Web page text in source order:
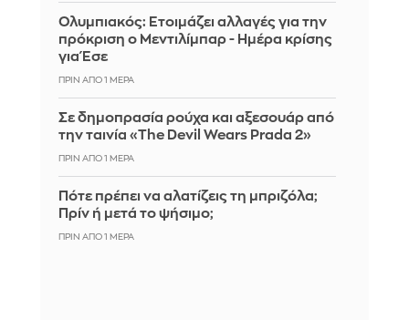
Ολυμπιακός: Ετοιμάζει αλλαγές για την
πρόκριση ο Μεντιλίμπαρ - Ημέρα κρίσης
για Έσε
ΠΡΙΝ ΑΠΌ 1 ΜΈΡΑ
Σε δημοπρασία ρούχα και αξεσουάρ από
την ταινία «The Devil Wears Prada 2»
ΠΡΙΝ ΑΠΌ 1 ΜΈΡΑ
Πότε πρέπει να αλατίζεις τη μπριζόλα;
Πρίν ή μετά το ψήσιμο;
ΠΡΙΝ ΑΠΌ 1 ΜΈΡΑ